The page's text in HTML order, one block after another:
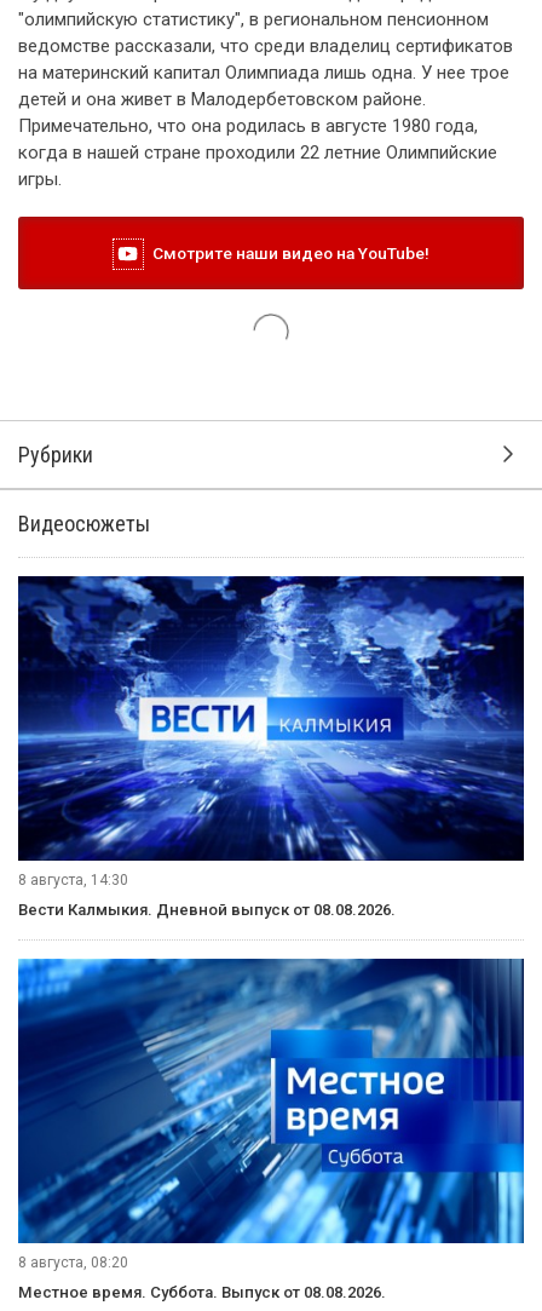
"олимпийскую статистику", в региональном пенсионном
ведомстве рассказали, что среди владелиц сертификатов
на материнский капитал Олимпиада лишь одна. У нее трое
детей и она живет в Малодербетовском районе.
Примечательно, что она родилась в августе 1980 года,
когда в нашей стране проходили 22 летние Олимпийские
игры.
Смотрите наши видео на YouTube!
Рубрики
Видеосюжеты
8 августа, 14:30
Вести Калмыкия. Дневной выпуск от 08.08.2026.
8 августа, 08:20
Местное время. Суббота. Выпуск от 08.08.2026.